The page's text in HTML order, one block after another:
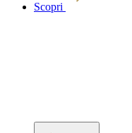
Scopri